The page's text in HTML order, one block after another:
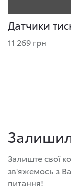
Датчики
11 269 грн
Залиште свої
зв'яжемось з
питання!